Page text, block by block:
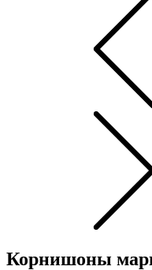
Корнишоны